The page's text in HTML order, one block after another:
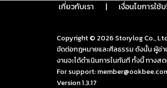
เกี่ยวกับเรา | เงื่อนไขการใช้
Copyright © 2026 Storylog Co.,
ขัดต่อกฎหมายและศีลธรรม ดังนั้น ผู้อ่
งานจะได้ดำเนินการในทันที ทั้งนี้ ทา
For support:
Version1.3.17